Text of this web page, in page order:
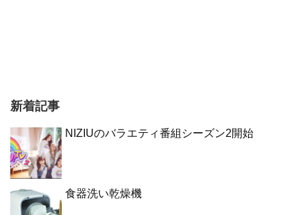
新着記事
NIZIUのバラエティ番組シーズン2開始
食器洗い乾燥機